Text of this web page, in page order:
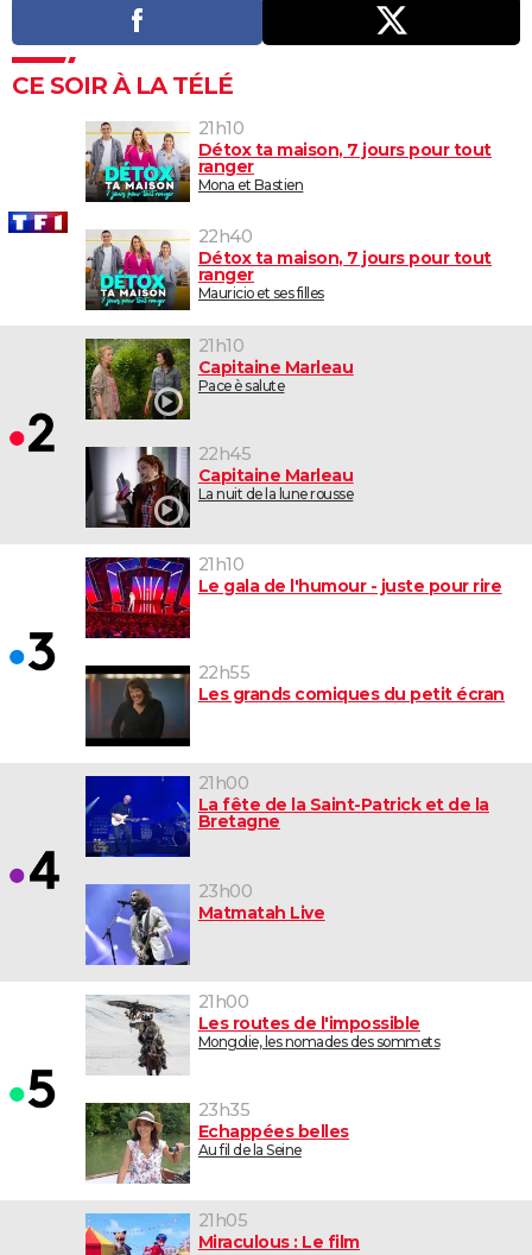
CE SOIR À LA TÉLÉ
21h10
Détox ta maison, 7 jours pour tout
ranger
Mona et Bastien
22h40
Détox ta maison, 7 jours pour tout
ranger
Mauricio et ses filles
21h10
Capitaine Marleau
Pace è salute
22h45
Capitaine Marleau
La nuit de la lune rousse
21h10
Le gala de l'humour - juste pour rire
22h55
Les grands comiques du petit écran
21h00
La fête de la Saint-Patrick et de la
Bretagne
23h00
Matmatah Live
21h00
Les routes de l'impossible
Mongolie, les nomades des sommets
23h35
Echappées belles
Au fil de la Seine
21h05
Miraculous : Le film